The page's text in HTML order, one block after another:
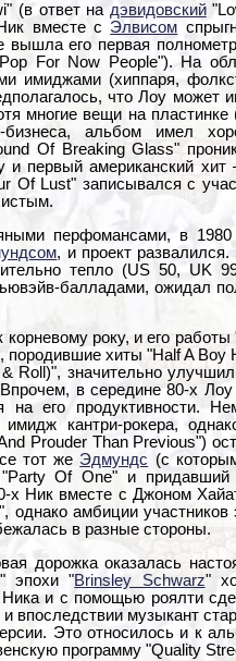
(в ответ на дэвидовский
вместе с Элвисом
вышла его первая
For Now People"). На
имиджами (хиппаря,
что Лоу может
многие вещи на пластинке
альбом имел
Of Breaking Glass"
и первый американский хит
Of Lust" записывался с
перфомансами, в 1980
, и проект
тепло (US 50, UK
балладами, ожидал
року, и его работы
породившие хиты "Half A Boy
Roll)", значительно
в середине 80-х Лоу
его продуктивности.
кантри-рокера,
Prouder Than Previous")
тот же Эдмундс (с
Of One" и придавший
х Ник вместе с Джоном
амбиции участников
в разные стороны.
дорожка оказалась
эпохи "Brinsley Schwarz"
Ника и с помощью роялти
впоследствии музыкант
Это относилось и к
программу "Quality